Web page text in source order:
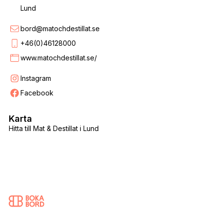
Lund
bord@matochdestillat.se
+46(0)46128000
www.matochdestillat.se/
Instagram
Facebook
Hitta till Mat & Destillat i Lund
Karta